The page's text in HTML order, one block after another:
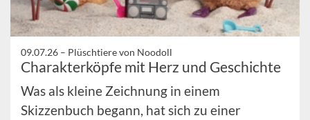
09.07.26 – Plüschtiere von Noodoll
Charakterköpfe mit Herz und Geschichte
Was als kleine Zeichnung in einem
Skizzenbuch begann, hat sich zu einer